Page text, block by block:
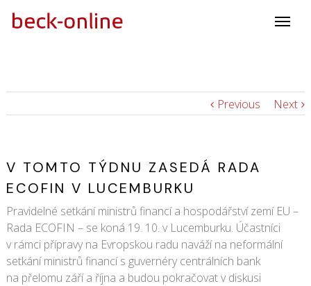
Previous Next
V TOMTO TÝDNU ZASEDÁ RADA
ECOFIN V LUCEMBURKU
Pravidelné setkání ministrů financí a hospodářství zemí EU –
Rada ECOFIN – se koná 19. 10. v Lucemburku. Účastníci
v rámci přípravy na Evropskou radu naváží na neformální
setkání ministrů financí s guvernéry centrálních bank
na přelomu září a října a budou pokračovat v diskusi